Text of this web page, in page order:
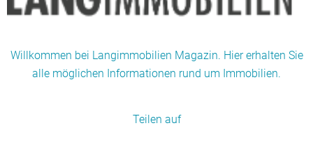
Willkommen bei Langimmobilien Magazin. Hier erhalten Sie
alle möglichen Informationen rund um Immobilien.
Teilen auf